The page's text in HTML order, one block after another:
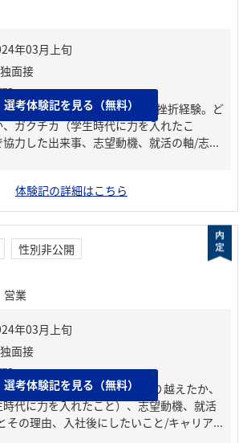
】
強み/弱み、人生の中で大きな挫折経験。ど
ガクチカ（学生時代に力を入れたこ
協力した出来事、志望動機、就活の軸/志...
選考体験記を見る（無料）
体験記の詳細はこちら
性別非公開
業
】
中で大きな挫折経験。どう乗り越えたか、
代に力を入れたこと）、志望動機、就活
その理由、入社後にしたいこと/キャリア...
選考体験記を見る（無料）